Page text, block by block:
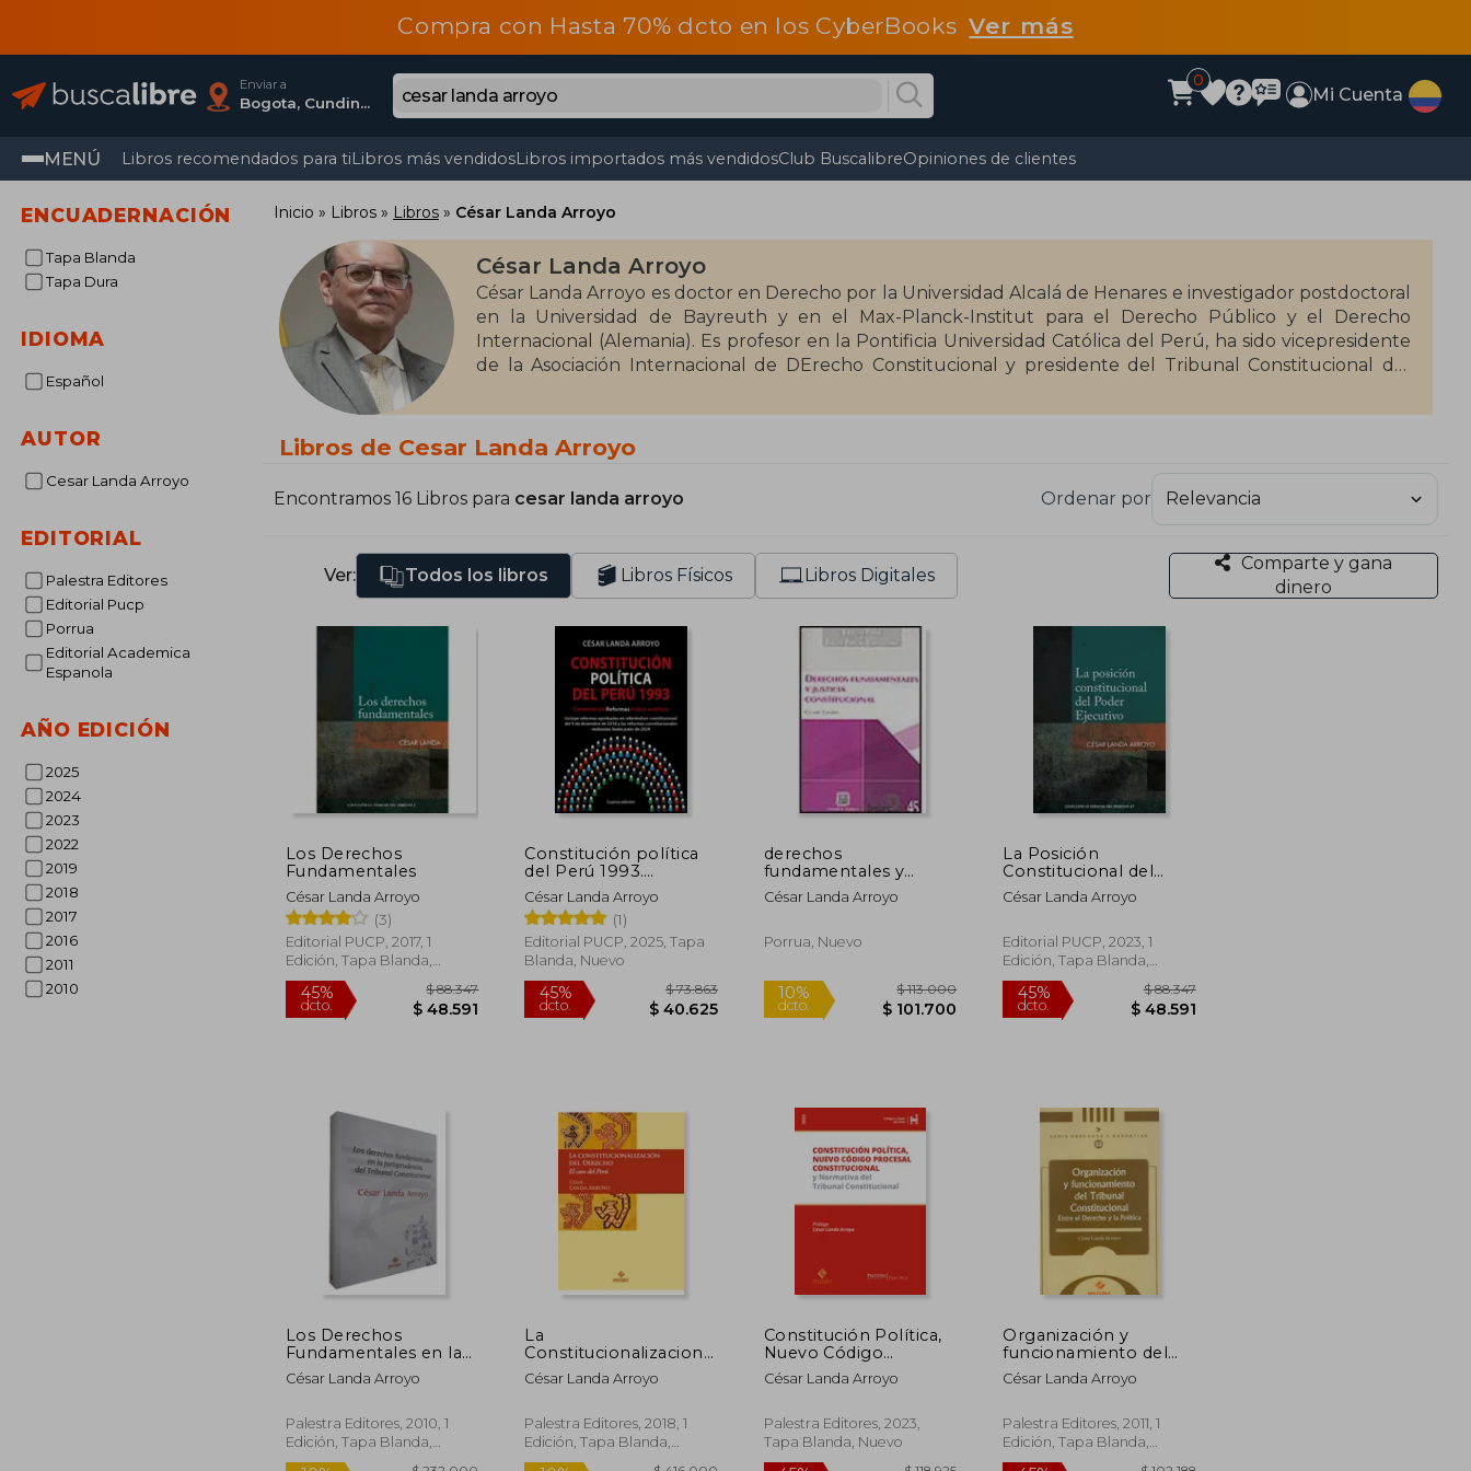
Compra con Hasta 70% dcto en los CyberBooksVer más
Enviar a
Bogota, Cundinamarca
0
Mi Cuenta
MENÚ Libros recomendados para tiLibros más vendidosLibros importados más vendidosClub BuscalibreOpiniones de clientes
ENCUADERNACIÓN
Tapa Blanda
Tapa Dura
IDIOMA
Español
AUTOR
Cesar Landa Arroyo
EDITORIAL
Palestra Editores
Editorial Pucp
Porrua
Editorial Academica
Espanola
AÑO EDICIÓN
2025
2024
2023
2022
2019
2018
2017
2016
2011
2010
Inicio Libros Libros César Landa Arroyo
César Landa Arroyo
César Landa Arroyo es doctor en Derecho por la Universidad Alcalá de Henares e investigador postdoctoral
en la Universidad de Bayreuth y en el Max-Planck-Institut para el Derecho Público y el Derecho
Internacional (Alemania). Es profesor en la Pontificia Universidad Católica del Perú, ha sido vicepresidente
de la Asociación Internacional de DErecho Constitucional y presidente del Tribunal Constitucional del
Libros de Cesar Landa Arroyo
Encontramos 16 Libros para cesar landa arroyo Ordenar por
Ver: Todos los libros Libros Físicos Libros Digitales
Comparte y gana
dinero
Los Derechos
Fundamentales
César Landa Arroyo
(3)
Editorial PUCP, 2017, 1
Edición, Tapa Blanda,
Nuevo
dcto.
Constitución política
del Perú 1993.
Comentarios,
reformas, índice
analítico (Cuarta
Edición)
César Landa Arroyo
(1)
Editorial PUCP, 2025, Tapa
Blanda, Nuevo
dcto.
derechos
fundamentales y
justicia constitucional
César Landa Arroyo
Porrua, Nuevo
10%
dcto. $ 101.700
La Posición
Constitucional del
Poder Ejecutivo
César Landa Arroyo
Editorial PUCP, 2023, 1
Edición, Tapa Blanda,
Nuevo
45%
dcto.
Los Derechos
Fundamentales en la
Jurisprudencia del
Tribunal
César Landa Arroyo
Palestra Editores, 2010, 1
Edición, Tapa Blanda,
Nuevo
La
Constitucionalizacion
del Derecho: El Caso
del Peru
César Landa Arroyo
Palestra Editores, 2018, 1
Edición, Tapa Blanda,
Nuevo
Constitución Política,
Nuevo Código
Procesal
Constitucional y
Constitucional
(PRIMERA EDICION)
César Landa Arroyo
Palestra Editores, 2023,
Tapa Blanda, Nuevo
Organización y
funcionamiento del
Tribunal
Constitucional. Entre
Política
César Landa Arroyo
Palestra Editores, 2011, 1
Edición, Tapa Blanda,
Nuevo